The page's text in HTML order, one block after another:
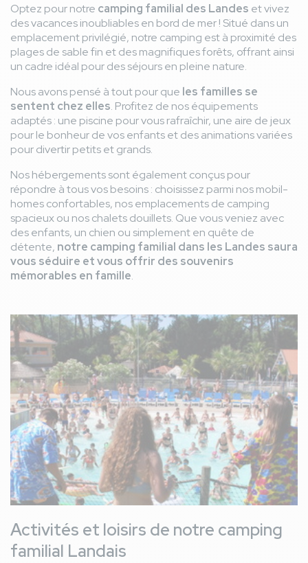
Optez pour notre camping familial des Landes et vivez
des vacances inoubliables en bord de mer ! Situé dans un
emplacement privilégié, notre camping est à proximité des
plages de sable fin et des magnifiques forêts, offrant ainsi
un cadre idéal pour des séjours en pleine nature.
Nous avons pensé à tout pour que les familles se
sentent chez elles. Profitez de nos équipements
adaptés : une piscine pour vous rafraîchir, une aire de jeux
pour le bonheur de vos enfants et des animations variées
pour divertir petits et grands.
Nos hébergements sont également conçus pour
répondre à tous vos besoins : choisissez parmi nos mobil-
homes confortables, nos emplacements de camping
spacieux ou nos chalets douillets. Que vous veniez avec
des enfants, un chien ou simplement en quête de
détente, notre camping familial dans les Landes saura
vous séduire et vous offrir des souvenirs
mémorables en famille.
Image
Activités et loisirs de notre camping
familial Landais